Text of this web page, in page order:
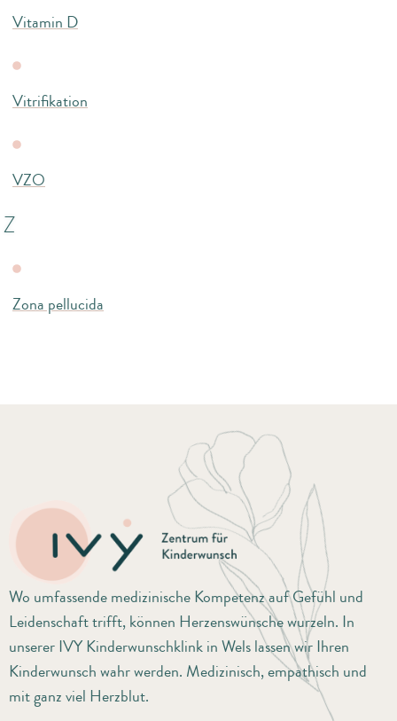
Vitamin D
Vitrifikation
VZO
Z
Zona pellucida
Wo umfassende medizinische Kompetenz auf Gefühl und
Leidenschaft trifft, können Herzenswünsche wurzeln. In
unserer IVY Kinderwunschklink in Wels lassen wir Ihren
Kinderwunsch wahr werden. Medizinisch, empathisch und
mit ganz viel Herzblut.